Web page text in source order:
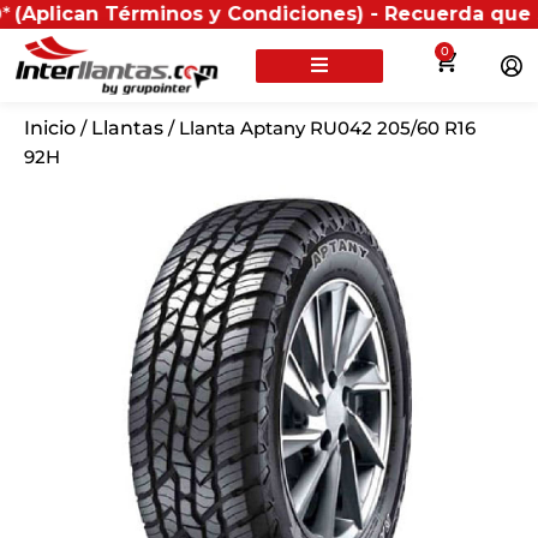
Términos y Condiciones) - Recuerda que si
0
Inicio / Llantas / Llanta Aptany RU042 205/60 R16
92H